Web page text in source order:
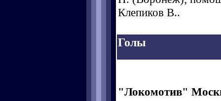
Клепиков В..
Голы
"Локомотив"